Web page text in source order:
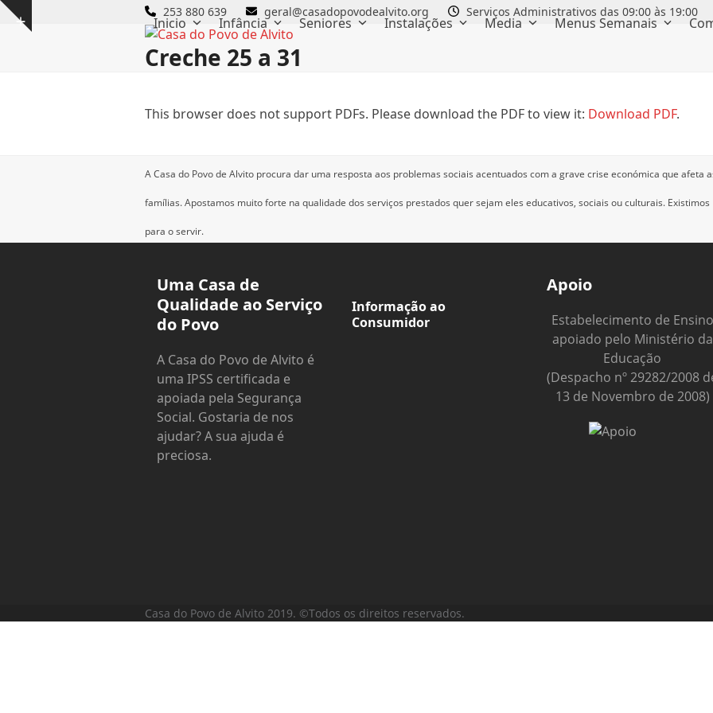
Skip
Show
253 880 639 geral@casadopovodealvito.org Serviços Administrativos das 09:00 às 19:00
Inicio Infância Seniores Instalações Media Menus Semanais
Creche 25 a 31
This browser does not support PDFs. Please download the PDF to view it: Download PDF.
A Casa do Povo de Alvito procura dar uma resposta aos problemas sociais acentuados com a grave crise económica que afeta
famílias.Apostamos muito forte na qualidade dos serviços prestados quer sejam eles educativos, sociais ou culturais. Existimos
para o servir.
Uma Casa de
Qualidade ao Serviço
do Povo
A Casa do Povo de Alvito é
uma IPSS certificada e
apoiada pela Segurança
Social. Gostaria de nos
ajudar? A sua ajuda é
preciosa.
Informação ao
Consumidor
Apoio
Estabelecimento de Ensino
apoiado pelo Ministério da
Educação
(Despacho nº 29282/2008
13 de Novembro de 2008)
Casa do Povo de Alvito 2019. ©Todos os direitos reservados.